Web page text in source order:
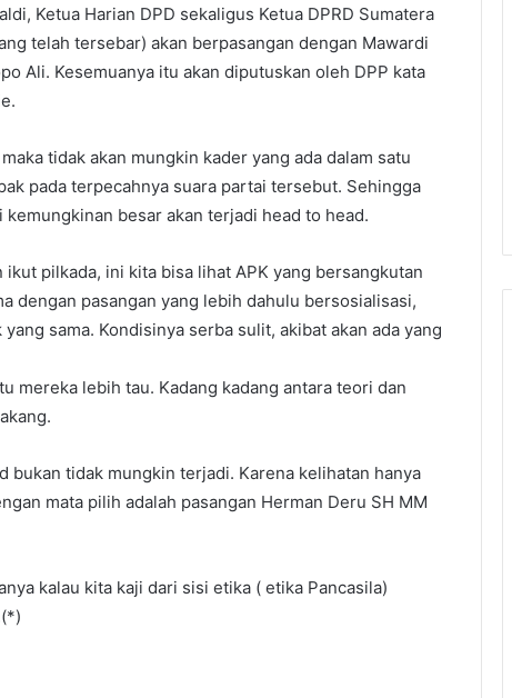
Ketua Harian DPD sekaligus Ketua DPRD Sumatera
telah tersebar) akan berpasangan dengan Mawardi
Ali. Kesemuanya itu akan diputuskan oleh DPP kata
tidak akan mungkin kader yang ada dalam satu
pada terpecahnya suara partai tersebut. Sehingga
besar akan terjadi head to head.
pilkada, ini kita bisa lihat APK yang bersangkutan
dengan pasangan yang lebih dahulu bersosialisasi,
sama. Kondisinya serba sulit, akibat akan ada yang
mereka lebih tau. Kadang kadang antara teori dan
bukan tidak mungkin terjadi. Karena kelihatan hanya
mata pilih adalah pasangan Herman Deru SH MM
kalau kita kaji dari sisi etika ( etika Pancasila)